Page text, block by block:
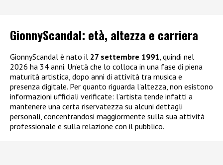
GionnyScandal: età, altezza e carriera
GionnyScandal è nato il 27 settembre 1991, quindi nel
2026 ha 34 anni. Un’età che lo colloca in una fase di piena
maturità artistica, dopo anni di attività tra musica e
presenza digitale. Per quanto riguarda l’altezza, non esistono
informazioni ufficiali verificate: l’artista tende infatti a
mantenere una certa riservatezza su alcuni dettagli
personali, concentrandosi maggiormente sulla sua attività
professionale e sulla relazione con il pubblico.